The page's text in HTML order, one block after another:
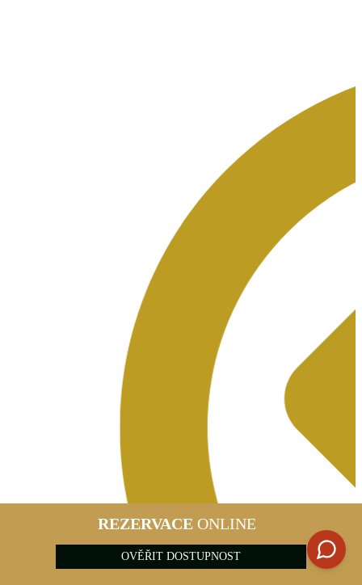
REZERVACE ONLINE
OVĚŘIT DOSTUPNOST